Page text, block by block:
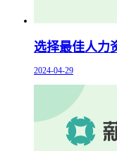
选择最佳人力
2024-04-29